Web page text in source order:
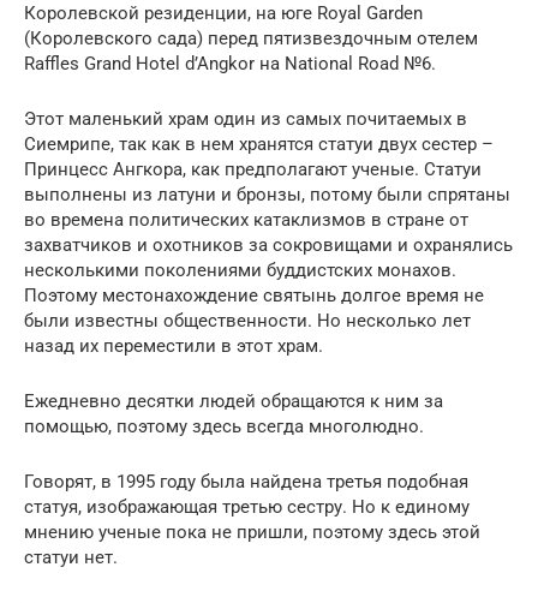
Королевской резиденции, на юге Royal Garden
(Королевского сада) перед пятизвездочным отелем
Raffles Grand Hotel d’Angkor на National Road №6.
Этот маленький храм один из самых почитаемых в
Сиемрипе, так как в нем хранятся статуи двух сестер –
Принцесс Ангкора, как предполагают ученые. Статуи
выполнены из латуни и бронзы, потому были спрятаны
во времена политических катаклизмов в стране от
захватчиков и охотников за сокровищами и охранялись
несколькими поколениями буддистских монахов.
Поэтому местонахождение святынь долгое время не
были известны общественности. Но несколько лет
назад их переместили в этот храм.
Ежедневно десятки людей обращаются к ним за
помощью, поэтому здесь всегда многолюдно.
Говорят, в 1995 году была найдена третья подобная
статуя, изображающая третью сестру. Но к единому
мнению ученые пока не пришли, поэтому здесь этой
статуи нет.